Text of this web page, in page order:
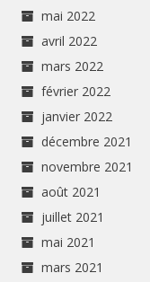
mai 2022
avril 2022
mars 2022
février 2022
janvier 2022
décembre 2021
novembre 2021
août 2021
juillet 2021
mai 2021
mars 2021